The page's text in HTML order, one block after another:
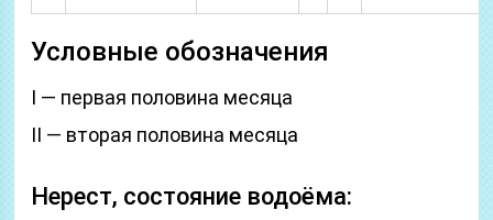
Условные обозначения
I — первая половина месяца
II — вторая половина месяца
Нерест, состояние водоёма: